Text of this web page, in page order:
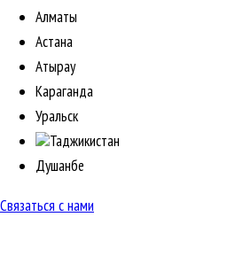
Алматы
Астана
Атырау
Караганда
Уральск
Таджикистан
Душанбе
Связаться с нами